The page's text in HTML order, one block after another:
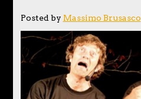
Posted by Massimo Brusasco